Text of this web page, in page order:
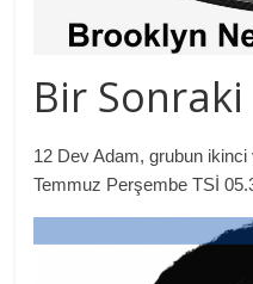
Bir Sonraki
12 Dev Adam, grubun
Temmuz Perşembe TSİ